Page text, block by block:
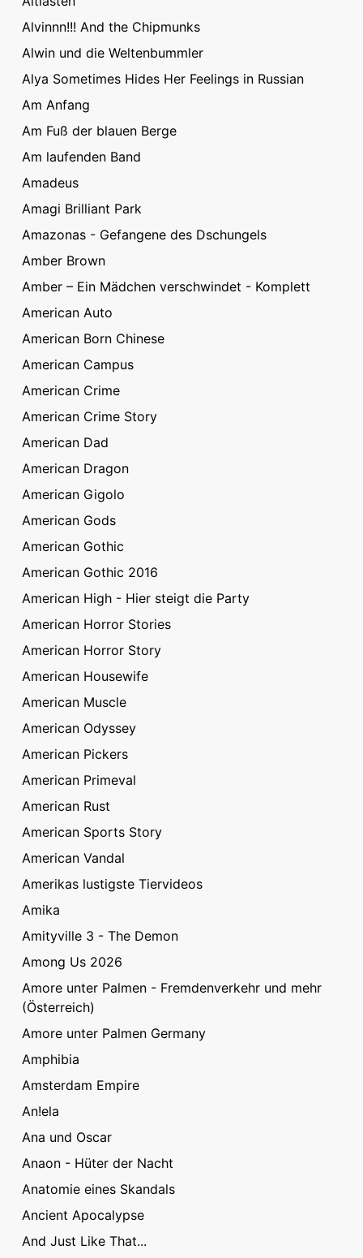
Alvinnn!!! And the Chipmunks
Alwin und die Weltenbummler
Alya Sometimes Hides Her Feelings in Russian
Am Anfang
Am Fuß der blauen Berge
Am laufenden Band
Amadeus
Amagi Brilliant Park
Amazonas - Gefangene des Dschungels
Amber Brown
Amber – Ein Mädchen verschwindet - Komplett
American Auto
American Born Chinese
American Campus
American Crime
American Crime Story
American Dad
American Dragon
American Gigolo
American Gods
American Gothic
American Gothic 2016
American High - Hier steigt die Party
American Horror Stories
American Horror Story
American Housewife
American Muscle
American Odyssey
American Pickers
American Primeval
American Rust
American Sports Story
American Vandal
Amerikas lustigste Tiervideos
Amika
Amityville 3 - The Demon
Among Us 2026
Amore unter Palmen - Fremdenverkehr und mehr
(Österreich)
Amore unter Palmen Germany
Amphibia
Amsterdam Empire
An!ela
Ana und Oscar
Anaon - Hüter der Nacht
Anatomie eines Skandals
Ancient Apocalypse
And Just Like That...